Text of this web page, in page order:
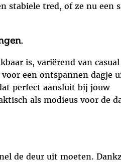
stabiele tred, of ze nu een
is, variërend van
een ontspannen dagje
perfect aansluit bij jouw
als modieus voor de
de deur uit moeten.